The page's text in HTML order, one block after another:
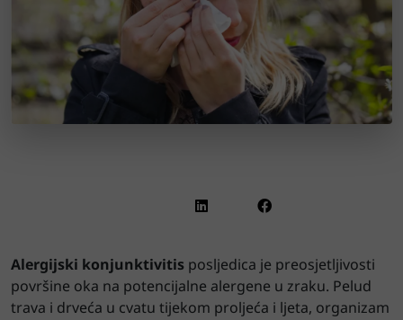
Alergijski konjunktivitis posljedica je preosjetljivosti
površine oka na potencijalne alergene u zraku. Pelud
trava i drveća u cvatu tijekom proljeća i ljeta, organizam